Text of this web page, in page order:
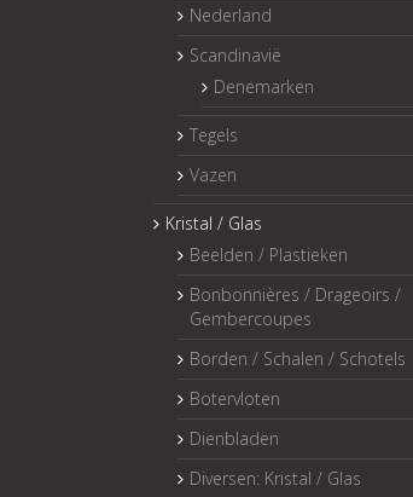
Nederland
Scandinavië
Denemarken
Tegels
Vazen
Kristal / Glas
Beelden / Plastieken
Bonbonnières / Drageoirs /
Gembercoupes
Borden / Schalen / Schotels
Botervloten
Dienbladen
Diversen: Kristal / Glas